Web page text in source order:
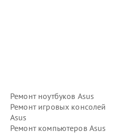
Ремонт ноутбуков Asus
Ремонт игровых консолей
Asus
Ремонт компьютеров Asus